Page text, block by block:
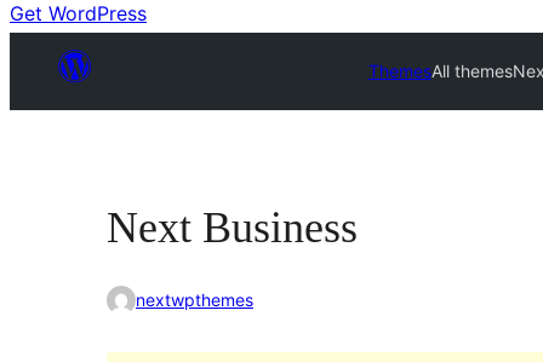
Get WordPress
ThemesAll themes
Next Business
nextwpthemes